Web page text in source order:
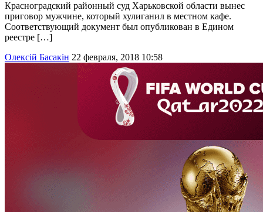
Красноградский районный суд Харьковской области вынес
приговор мужчине, который хулиганил в местном кафе.
Соответствующий документ был опубликован в Едином
реестре […]
Олексій Басакін 22 февраля, 2018 10:58